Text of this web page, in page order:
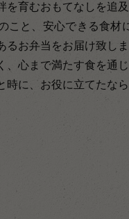
育むおもてなしを追及
こと、安心できる食材
お弁当をお届け致しま
、心まで満たす食を通
に、お役に立てたなら